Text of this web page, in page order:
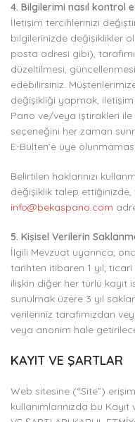
4. Bilgilerimi nasıl kontrol
İletişim tercihlerinizi
bilgilerinizde değişiklikler
posta adresi gibi),
düzeltilmesi,
edebilirsiniz.
değişikliği yapmak,
Pano ve/veya iştirakleri ile
seçeneğini her zaman
E-Bülten’e üye
Belirtilen haklarınızı
değişiklik talep
info@bekaspano.com
5. Kişisel Verilerin
İlgili Mevzuat uyarınca;
tarihten itibaren 1 yıl;
ilişkin diğer her türlü kayıt
sunulmak üzere 3 yıl
verileriniz tarafımızdan
veya anonim hale
KAYIT VE ŞARTLAR
Web sitesine (“Site”)
kullanımlarınızda bu